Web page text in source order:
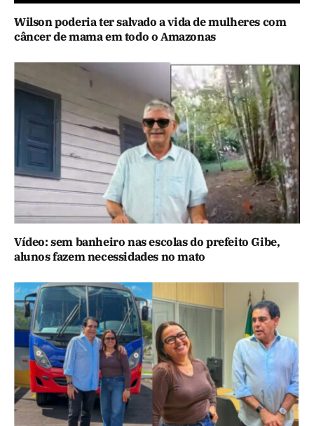
Wilson poderia ter salvado a vida de mulheres com
câncer de mama em todo o Amazonas
Vídeo: sem banheiro nas escolas do prefeito Gibe,
alunos fazem necessidades no mato